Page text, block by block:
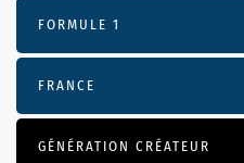
FORMULE 1
FRANCE
GÉNÉRATION CRÉATEUR